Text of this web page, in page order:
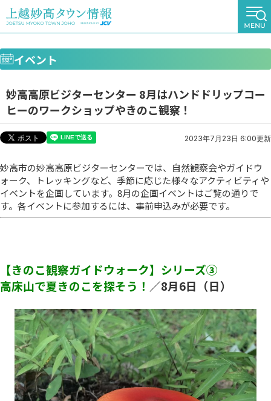
イベント
妙高高原ビジターセンター 8月はハンドドリップコー
ヒーのワークショップやきのこ観察！
2023年7月23日 6:00更新
妙高市の妙高高原ビジターセンターでは、自然観察会やガイドウ
ォーク、トレッキングなど、季節に応じた様々なアクティビティや
イベントを企画しています。8月の企画イベントはご覧の通りで
す。各イベントに参加するには、事前申込みが必要です。
【きのこ観察ガイドウォーク】シリーズ③
高床山で夏きのこを探そう！ ／8月6日（日）